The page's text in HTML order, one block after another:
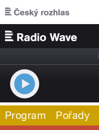
Přejít k hlavnímu obsahu
Program Pořady